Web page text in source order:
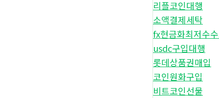
리플코인대행
소액결제세탁
fx현금화최저수
usdc구입대행
롯데상품권매입
코인원화구입
비트코인선물